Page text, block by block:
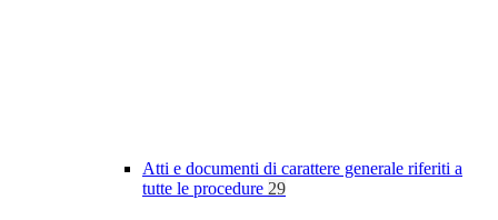
Atti e documenti di carattere generale riferiti a
tutte le procedure 29